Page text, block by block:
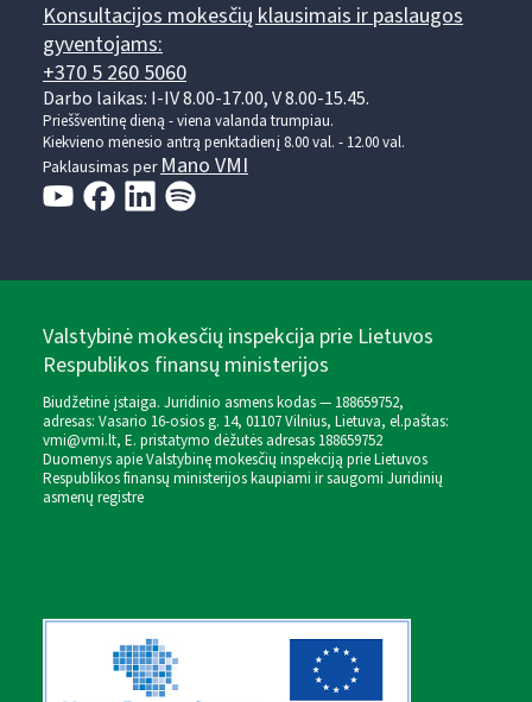
Konsultacijos mokesčių klausimais ir paslaugos
gyventojams:
+370 5 260 5060
Darbo laikas: I-IV 8.00-17.00, V 8.00-15.45.
Prieššventinę dieną - viena valanda trumpiau.
Kiekvieno mėnesio antrą penktadienį 8.00 val. - 12.00 val.
Paklausimas perMano VMI
Valstybinė mokesčių inspekcija prie Lietuvos
Respublikos finansų ministerijos
Biudžetinė įstaiga. Juridinio asmens kodas — 188659752,
adresas: Vasario 16-osios g. 14, 01107 Vilnius, Lietuva, el.paštas:
vmi@vmi.lt, E. pristatymo dėžutės adresas 188659752
Duomenys apie Valstybinę mokesčių inspekciją prie Lietuvos
Respublikos finansų ministerijos kaupiami ir saugomi Juridinių
asmenų registre